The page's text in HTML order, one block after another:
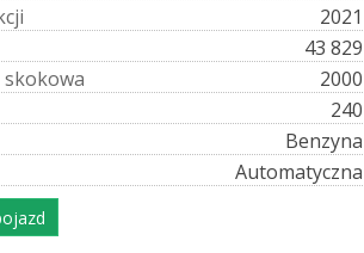
cji
2021
43 829
skokowa
2000
240
Benzyna
Automatyczna